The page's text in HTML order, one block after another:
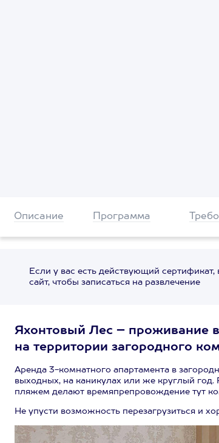
Описание Программа
Если у вас есть действующий сертификат,
сайт, чтобы записаться на развлечение
Яхонтовый Лес – проживание
на территории загородного
Аренда 3-комнатного апартамента в
выходных, на каникулах или же круглый
пляжем делают времяпрепровождение тут
Не упусти возможность перезагрузиться и